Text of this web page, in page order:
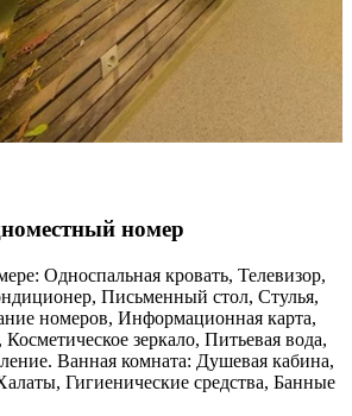
номер
Односпальная кровать, Телевизор,
Письменный стол, Стулья,
номеров, Информационная карта,
зеркало, Питьевая вода,
Ванная комната: Душевая кабина,
Гигиенические средства, Банные